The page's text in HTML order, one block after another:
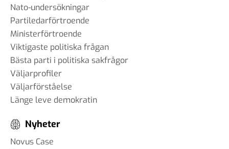
Nato-undersökningar
Partiledarförtroende
Ministerförtroende
Viktigaste politiska frågan
Bästa parti i politiska sakfrågor
Väljarprofiler
Väljarförståelse
Länge leve demokratin
Nyheter
Novus Case